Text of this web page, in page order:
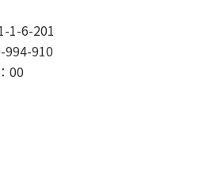
1-6-201
994-910
00